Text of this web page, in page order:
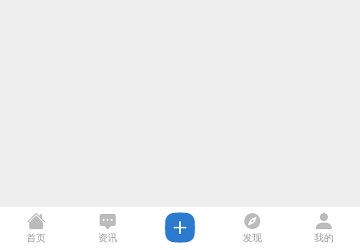
首页 资讯 发现 我的